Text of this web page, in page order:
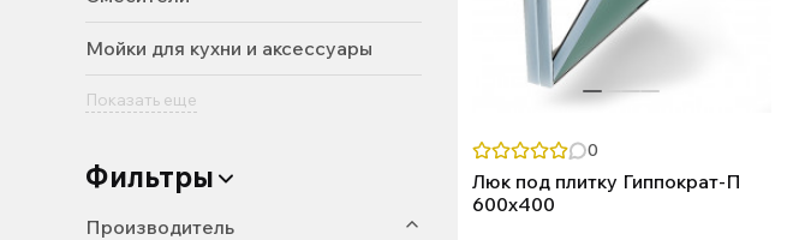
Мойки для кухни и аксессуары
Показать еще
Фильтры
Производитель
0
Люк под плитку Гиппократ-П
600х400